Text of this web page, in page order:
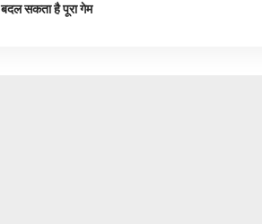
बदल सकता है पूरा गेम